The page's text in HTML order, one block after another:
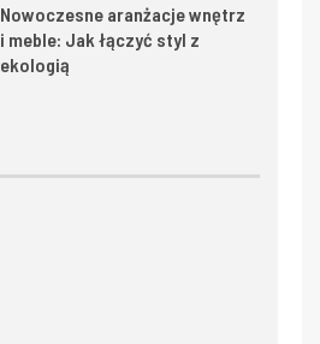
Nowoczesne aranżacje wnętrz
i meble: Jak łączyć styl z
ekologią